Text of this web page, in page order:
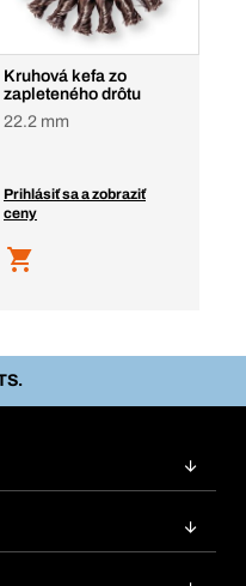
Kruhová kefa zo
zapleteného drôtu
22.2 mm
Prihlásiť sa a zobraziť
ceny